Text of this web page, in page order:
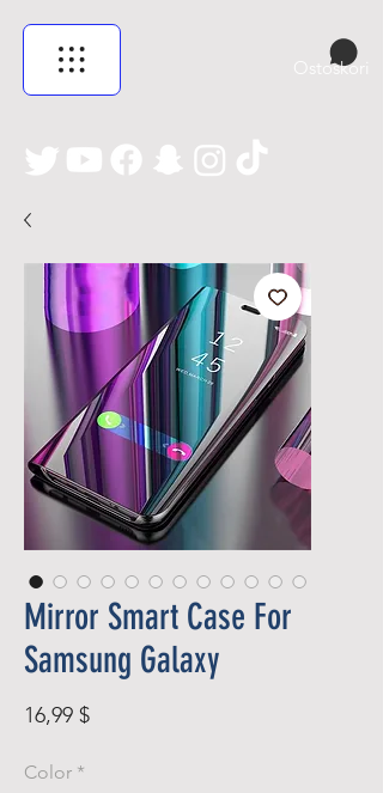
Ostoskori
Mirror Smart Case For
Samsung Galaxy
16,99 $Hinta
Color *